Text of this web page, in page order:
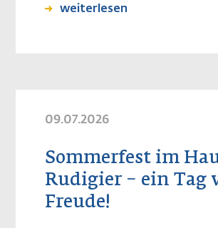
weiterlesen
09.07.2026
Sommerfest im
Rudigier – ein Tag
Freude!